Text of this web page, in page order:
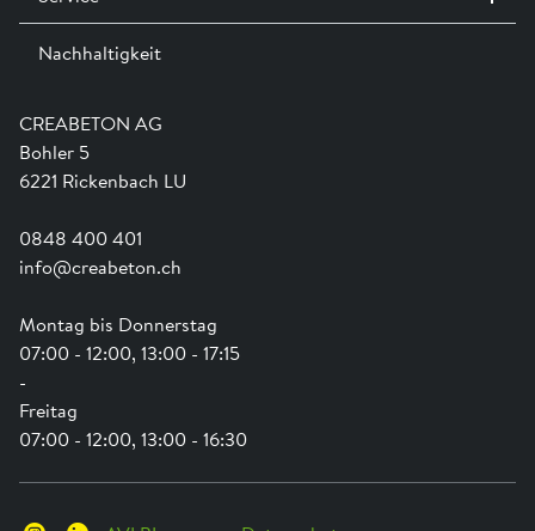
CREABETON AG
Bohler 5
6221 Rickenbach LU
0848 400 401
info@creabeton.ch
Montag bis Donnerstag
07:00 - 12:00, 13:00 - 17:15
-
Freitag
07:00 - 12:00, 13:00 - 16:30
Ausstellungen
Team
Ausbildung
Dienstleistungen
Shop Hilfe
Anwendungsunterstützung
Newsletter
Nachhaltigkeit
Engagement
Swissness
Schwammstadt